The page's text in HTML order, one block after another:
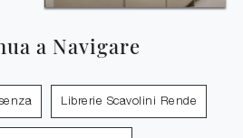
a Navigare
Librerie Scavolini Rende